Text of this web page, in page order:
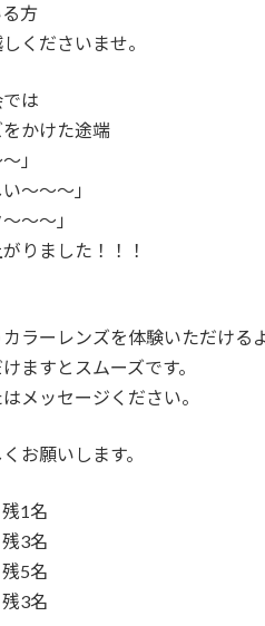
方
くださいませ。
は
かけた途端
」
〜〜〜」
〜〜」
りました！！！
カラーレンズを体験いただける
ますとスムーズです。
メッセージください。
お願いします。
1名
3名
5名
3名